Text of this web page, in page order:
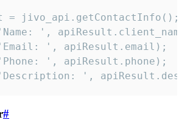
= jivo_api.getContactInfo();
',
', apiResult.email);
', apiResult.phone);
',
#